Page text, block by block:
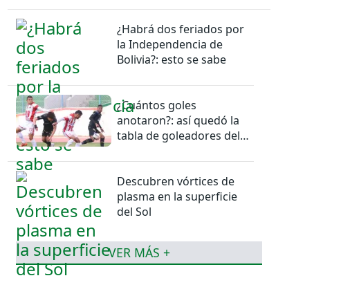
¿Habrá dos feriados por
la Independencia de
Bolivia?: esto se sabe
¿Cuántos goles
anotaron?: así quedó la
tabla de goleadores del
Descubren vórtices de
plasma en la superficie
del Sol
VER MÁS +